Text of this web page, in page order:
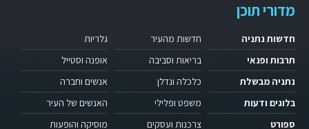
מדורי תוכן
חדשות נתניה
תרבות ופנאי
נתניה מבשלת
בלוגים ודעות
ספורט
חדשות מהעיר
בריאות וסביבה
כלכלה ונדלן
משפט ופלילי
צרכנות ועסקים
גלריות
אופנה וסטייל
אנשים וחברה
האנשים של העיר
מוסיקה והופעות